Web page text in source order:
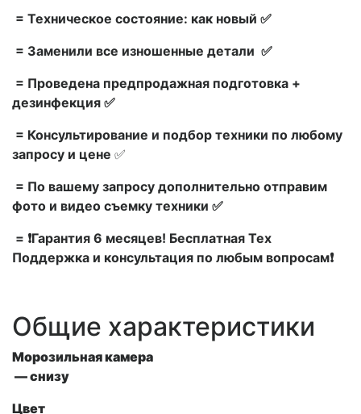
= Техническое состояние: как новый ✅
= Заменили все изношенные детали ✅
= Проведена предпродажная подготовка +
дезинфекция ✅
= Консультирование и подбор техники по любому
запросу и цене ✅
= По вашему запросу дополнительно отправим
фото и видео съемку техники ✅
= ❗Гарантия 6 месяцев! Бесплатная Тех
Поддержка и консультация по любым вопросам❗
Общие характеристики
Морозильная камера
— снизу
Цвет